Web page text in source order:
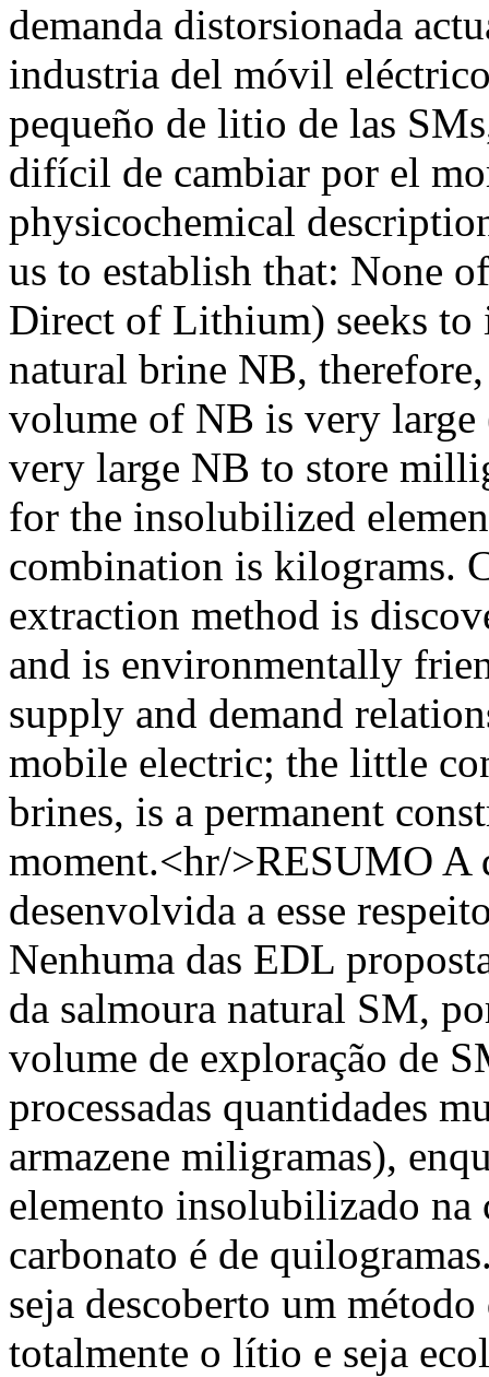
demanda distorsionada
industria del móvil
pequeño de litio de las
difícil de cambiar por el
physicochemical
us to establish that: None
Direct of Lithium) seeks to
natural brine NB,
volume of NB is very large
very large NB to store
for the insolubilized
combination is kilograms.
extraction method is
and is environmentally
supply and demand
mobile electric; the little
brines, is a permanent
moment.<hr/>RESUMO A
desenvolvida a esse
Nenhuma das EDL
da salmoura natural SM,
volume de exploração de
processadas quantidades
armazene miligramas),
elemento insolubilizado na
carbonato é de
seja descoberto um
totalmente o lítio e seja